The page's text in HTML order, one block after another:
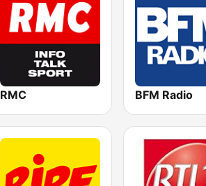
RMC BFM Radio